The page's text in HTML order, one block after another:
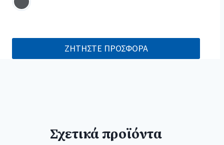
ΖΗΤΗΣΤΕ ΠΡΟΣΦΟΡΑ
Σχετικά προϊόντα